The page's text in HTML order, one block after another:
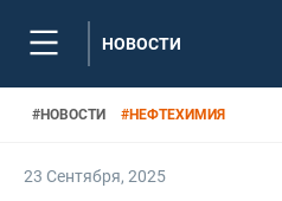
НОВОСТИ
#НОВОСТИ #НЕФТЕХИМИЯ
23 Сентября, 2025